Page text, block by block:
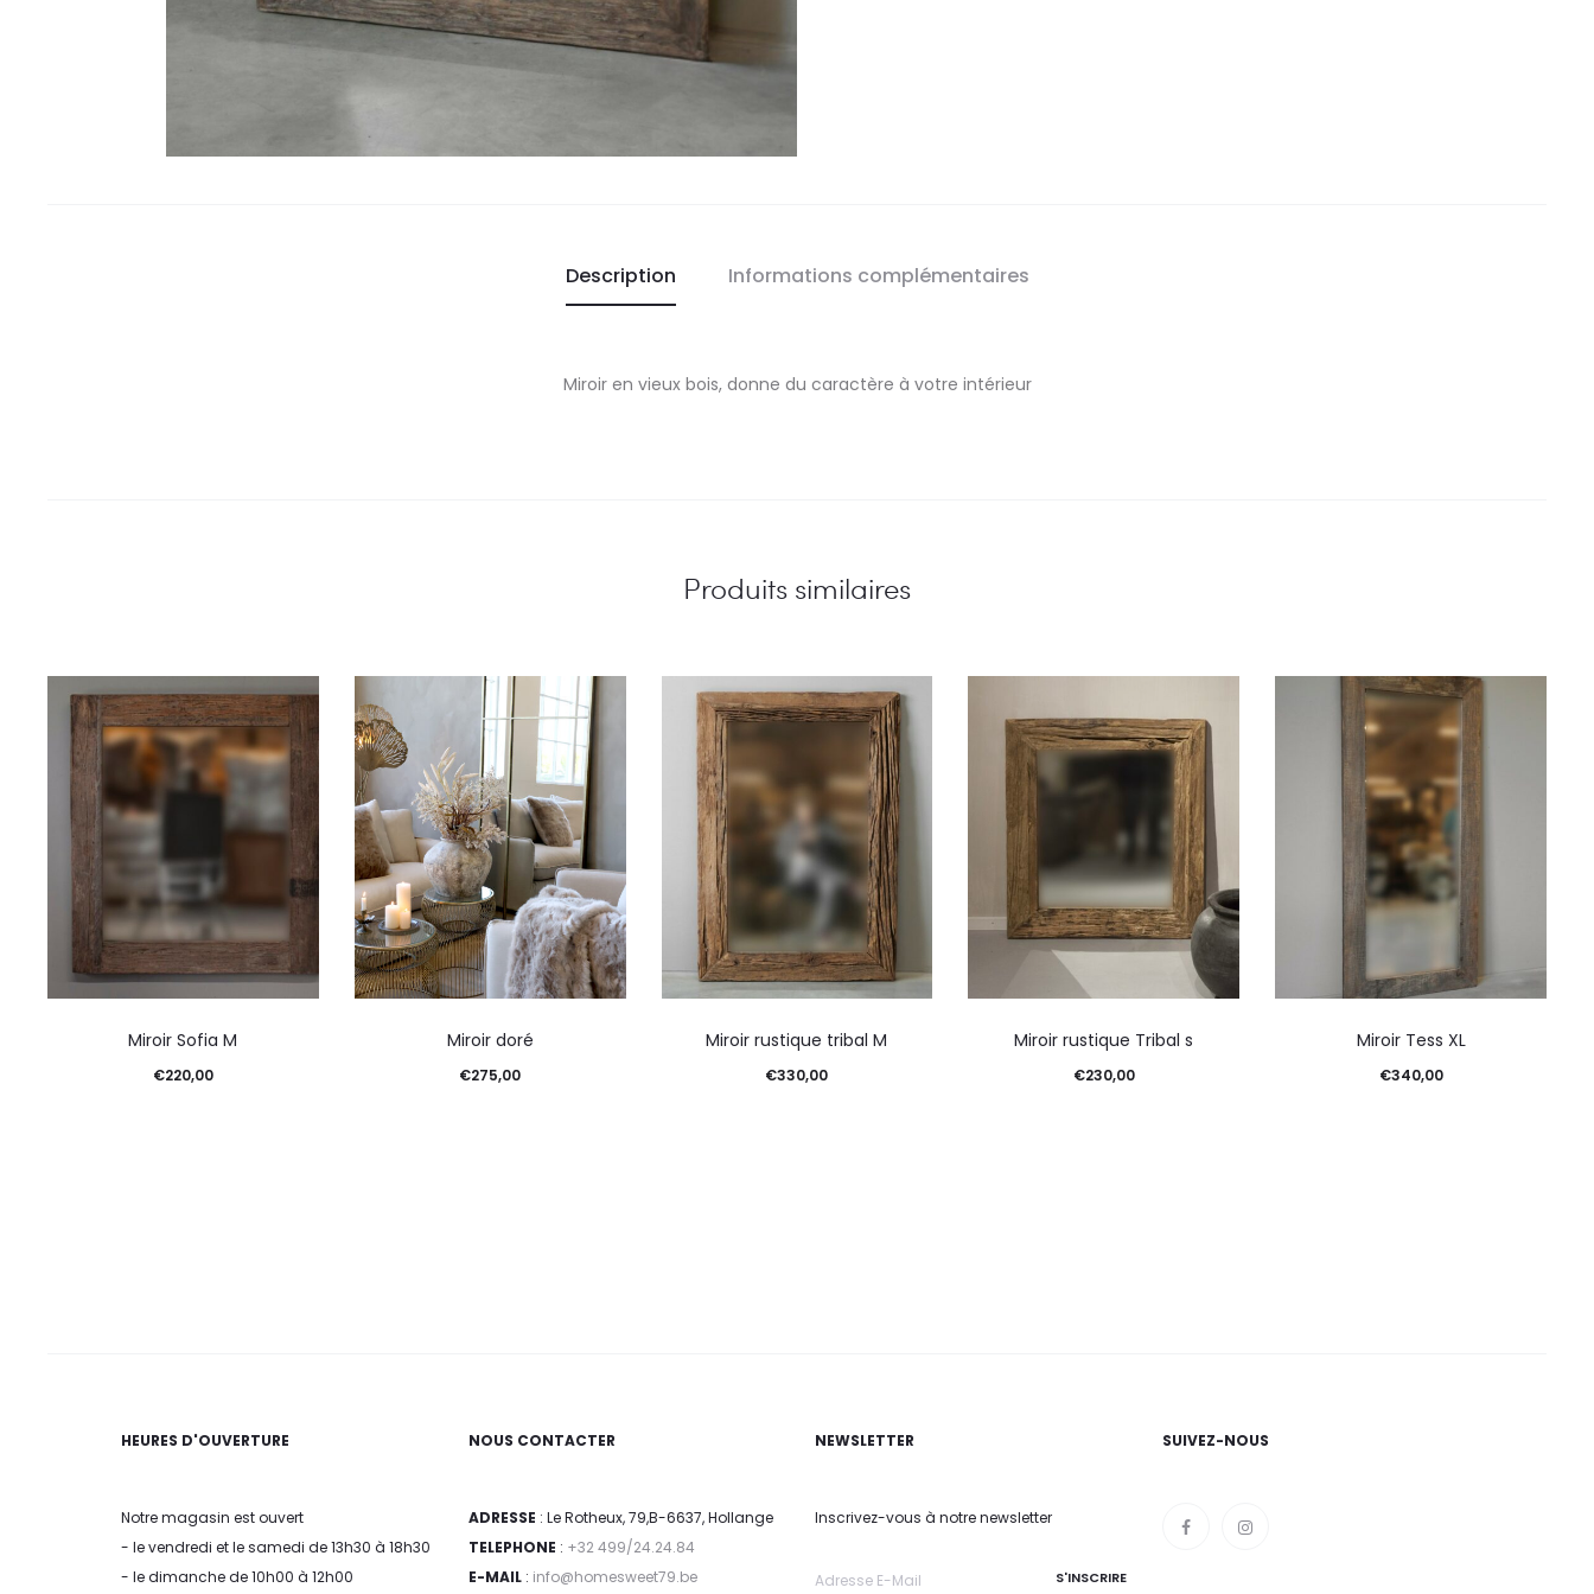
Description Informations complémentaires
Miroir en vieux bois, donne du caractère à votre intérieur
Produits similaires
Miroir Sofia M
€220,00
Miroir doré
€275,00
Miroir rustique tribal M
€330,00
Miroir rustique Tribal s
€230,00
Miroir Tess XL
€340,00
HEURES D'OUVERTURE
Notre magasin est ouvert
- le vendredi et le samedi de 13h30 à 18h30
- le dimanche de 10h00 à 12h00
NOUS CONTACTER
ADRESSE : Le Rotheux, 79,B-6637, Hollange
TELEPHONE : +32 499/24.24.84
E-MAIL: info@homesweet79.be
NEWSLETTER
Inscrivez-vous à notre newsletter
SUIVEZ-NOUS